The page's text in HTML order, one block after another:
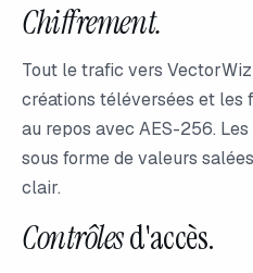
Chiffrement.
Tout le trafic vers VectorWiz
créations téléversées et les
au repos avec AES-256.
sous forme de valeurs
clair.
Contrôlesd'accès.